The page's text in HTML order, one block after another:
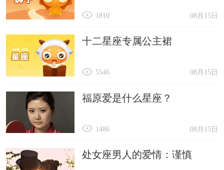
08月15日
1810
十二星座专属公主裙
08月15日
5546
福原爱是什么星座？
08月15日
1486
处女座男人的爱情：谨慎